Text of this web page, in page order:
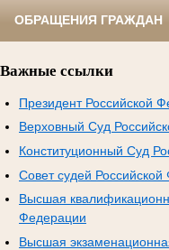
ОБРАЩЕНИЯ ГРАЖДАН
Важные ссылки
Президент Российской
Верховный Суд
Конституционный Суд
Совет судей
Высшая
Федерации
Высшая